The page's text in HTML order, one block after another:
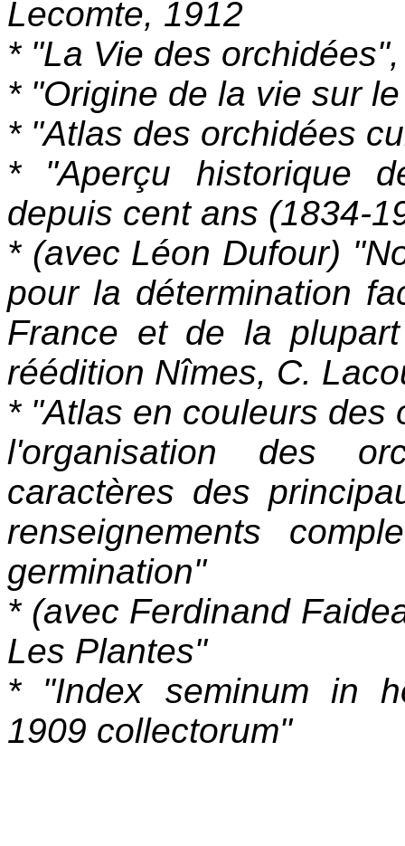
Lecomte, 1912
* "La Vie des
* "Origine de la vie sur
* "Atlas des orchidées
* "Aperçu historique
depuis cent ans (1834-
* (avec Léon Dufour)
pour la détermination
France et de la
réédition Nîmes, C.
* "Atlas en couleurs des
l'organisation des
caractères des
renseignements
germination"
* (avec Ferdinand
Les Plantes"
* "Index seminum in
1909 collectorum"